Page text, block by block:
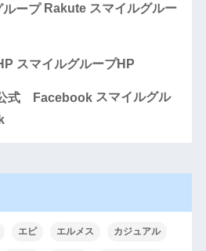
Rakute スマイルグルー
スマイルグループHP
スマイルグル
エピ エルメス カジュアル